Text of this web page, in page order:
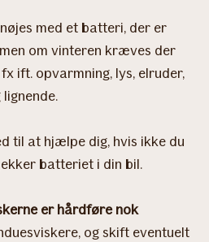
med et batteri, der er
om vinteren kræves der
ift. opvarmning, lys, elruder,
til at hjælpe dig, hvis ikke du
batteriet i din bil.
er hårdføre nok
og skift eventuelt